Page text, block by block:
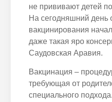
не прививают детей
На сегодняшний день
вакцинирования
даже такая яро
Саудовская Аравия.
Вакцинация –
требующая от
специального